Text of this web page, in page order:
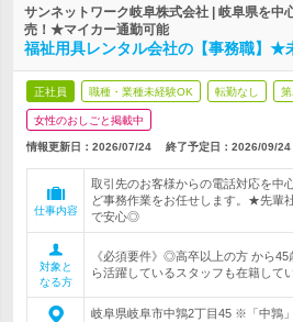
サンネットワーク岐阜株式会社 | 岐阜県を中
売！★マイカー通勤可能
福祉用具レンタル会社の【事務職】★
正社員 職種・業種未経験OK 転勤なし
女性のおしごと掲載中
情報更新日：2026/07/24 終了予定日： 2026/09/24
仕事内容
取引先のお客様からの電話対応を中
ど事務作業をお任せします。★先輩
で安心◎
対象と
なる方
《必須要件》◎高卒以上の方 から
ら活躍しているスタッフも在籍して
岐阜県岐阜市中鶉2丁目45 ※「中鶉